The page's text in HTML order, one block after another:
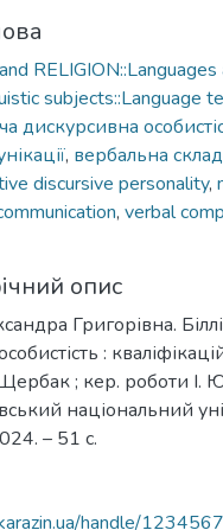
RELIGION::Languages
subjects::Language
дискурсивна
, вербальна
discursive personality,
, verbal
опис
Григорівна.
:
; кер. роботи І.
національний
– 51 с.
handle/